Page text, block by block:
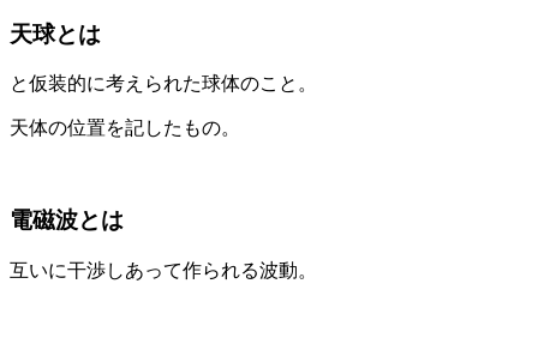
天球とは
と仮装的に考えられた球体のこと。
天体の位置を記したもの。
電磁波とは
互いに干渉しあって作られる波動。